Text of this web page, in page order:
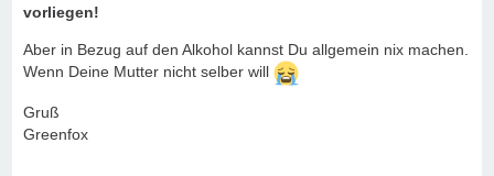
vorliegen!
Aber in Bezug auf den Alkohol kannst Du allgemein nix machen.
Wenn Deine Mutter nicht selber will
Gruß
Greenfox